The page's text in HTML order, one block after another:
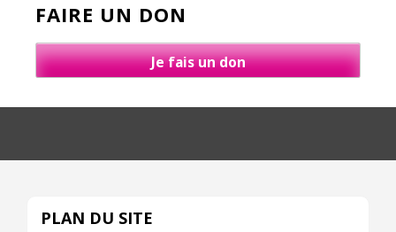
FAIRE UN DON
Je fais un don
PLAN DU SITE